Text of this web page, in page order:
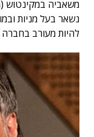
נשאר בעל מניות
להיות מעורב בחברה